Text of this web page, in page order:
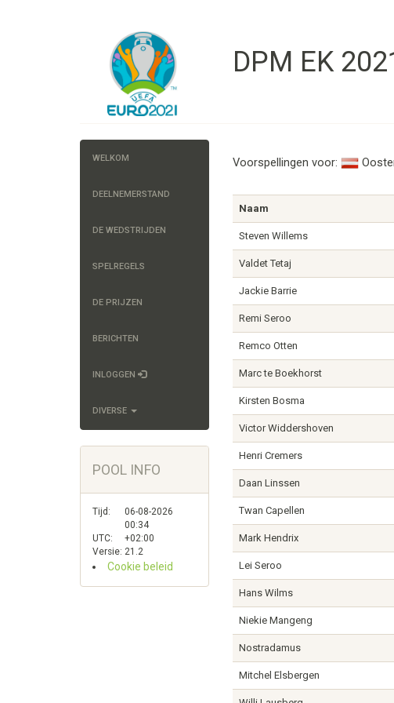
DPM EK
WELKOM
DEELNEMERSTAND
DE WEDSTRIJDEN
SPELREGELS
DE PRIJZEN
BERICHTEN
INLOGGEN
DIVERSE
POOL INFO
Tijd:
06-08-2026
00:34
UTC:
+02:00
Versie: 21.2
Cookie beleid
Voorspellingen voor:
Naam
Steven Willems
Valdet Tetaj
Jackie Barrie
Remi Seroo
Remco Otten
Marc te Boekhorst
Kirsten Bosma
Victor Widdershoven
Henri Cremers
Daan Linssen
Twan Capellen
Mark Hendrix
Lei Seroo
Hans Wilms
Niekie Mangeng
Nostradamus
Mitchel Elsbergen